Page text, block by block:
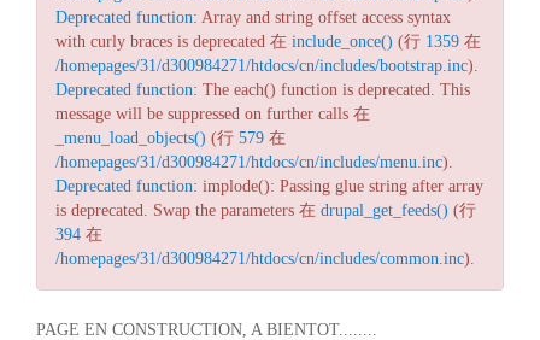
Deprecated function: Array and string offset access syntax
with curly braces is deprecated 在 include_once() (行 1359 在
/homepages/31/d300984271/htdocs/cn/includes/bootstrap.inc).
Deprecated function: The each() function is deprecated. This
message will be suppressed on further calls 在
_menu_load_objects() (行 579 在
/homepages/31/d300984271/htdocs/cn/includes/menu.inc).
Deprecated function: implode(): Passing glue string after array
is deprecated. Swap the parameters 在 drupal_get_feeds() (行
394 在
/homepages/31/d300984271/htdocs/cn/includes/common.inc).
PAGE EN CONSTRUCTION, A BIENTOT........